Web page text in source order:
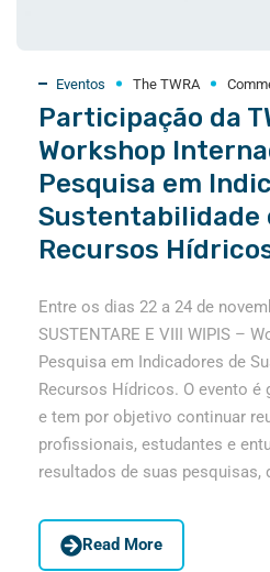
Eventos The TWRA
Participação da
Workshop
Pesquisa em
Sustentabilidade
Recursos
Entre os dias 22 a 24 de
SUSTENTARE E VIII WIPIS –
Pesquisa em Indicadores de
Recursos Hídricos. O evento
e tem por objetivo continuar
profissionais, estudantes e
resultados de suas pesquisas,
Read More